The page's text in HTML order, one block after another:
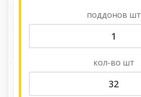
поддонов шт
кол-во шт